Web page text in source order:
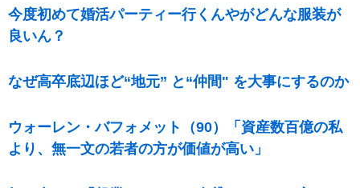
今度初めて婚活パーティー行くんやがどんな服装が
良いん？
なぜ高卒底辺ほど“地元” と“仲間" を大事にするのか
ウォーレン・バフォメット（90）「資産数百億の私
より、無一文の若者の方が価値が高い」